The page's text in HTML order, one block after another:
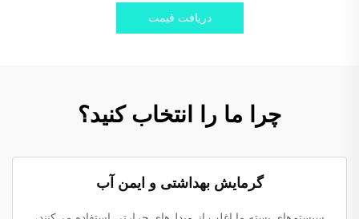
دریافت قیمت
چرا ما را انتخاب کنید؟
گرمایش بهداشتی و ایمن آب